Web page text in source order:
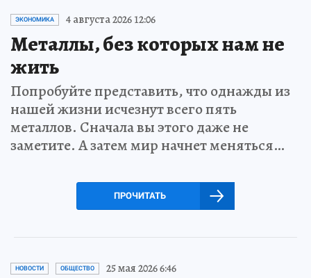
ЭКОНОМИКА 4 августа 2026 12:06
Металлы, без которых нам не
жить
Попробуйте представить, что однажды из
нашей жизни исчезнут всего пять
металлов. Сначала вы этого даже не
заметите. А затем мир начнет меняться…
ПРОЧИТАТЬ
НОВОСТИ ОБЩЕСТВО 25 мая 2026 6:46